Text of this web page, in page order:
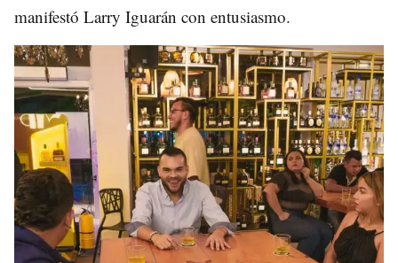
manifestó Larry Iguarán con entusiasmo.